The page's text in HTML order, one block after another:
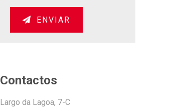
ENVIAR
Contactos
Largo da Lagoa, 7-C